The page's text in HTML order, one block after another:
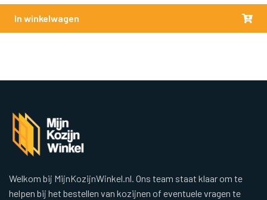
In winkelwagen
Welkom bij MijnKozijnWinkel.nl. Ons team staat klaar om te
helpen bij het bestellen van kozijnen of eventuele vragen te